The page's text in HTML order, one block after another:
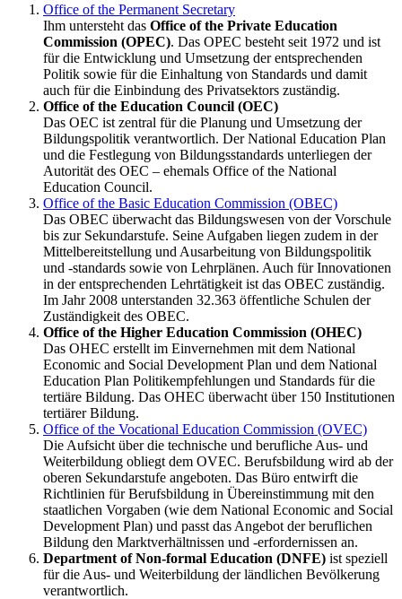
Office of the Permanent Secretary
Ihm untersteht das Office of the Private Education
Commission (OPEC). Das OPEC besteht seit 1972 und ist
für die Entwicklung und Umsetzung der entsprechenden
Politik sowie für die Einhaltung von Standards und damit
auch für die Einbindung des Privatsektors zuständig.
Office of the Education Council (OEC)
Das OEC ist zentral für die Planung und Umsetzung der
Bildungspolitik verantwortlich. Der National Education Plan
und die Festlegung von Bildungsstandards unterliegen der
Autorität des OEC – ehemals Office of the National
Education Council.
Office of the Basic Education Commission (OBEC)
Das OBEC überwacht das Bildungswesen von der Vorschule
bis zur Sekundarstufe. Seine Aufgaben liegen zudem in der
Mittelbereitstellung und Ausarbeitung von Bildungspolitik
und -standards sowie von Lehrplänen. Auch für Innovationen
in der entsprechenden Lehrtätigkeit ist das OBEC zuständig.
Im Jahr 2008 unterstanden 32.363 öffentliche Schulen der
Zuständigkeit des OBEC.
Office of the Higher Education Commission (OHEC)
Das OHEC erstellt im Einvernehmen mit dem National
Economic and Social Development Plan und dem National
Education Plan Politikempfehlungen und Standards für die
tertiäre Bildung. Das OHEC überwacht über 150 Institutionen
tertiärer Bildung.
Office of the Vocational Education Commission (OVEC)
Die Aufsicht über die technische und berufliche Aus- und
Weiterbildung obliegt dem OVEC. Berufsbildung wird ab der
oberen Sekundarstufe angeboten. Das Büro entwirft die
Richtlinien für Berufsbildung in Übereinstimmung mit den
staatlichen Vorgaben (wie dem National Economic and Social
Development Plan) und passt das Angebot der beruflichen
Bildung den Marktverhältnissen und -erfordernissen an.
Department of Non-formal Education (DNFE) ist speziell
für die Aus- und Weiterbildung der ländlichen Bevölkerung
verantwortlich.